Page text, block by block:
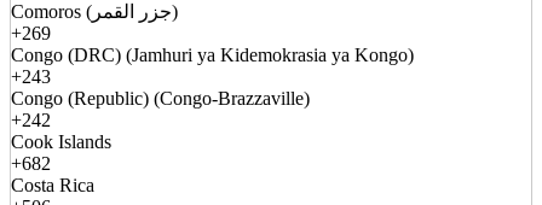
Comoros (جزر القمر)
+269
Congo (DRC) (Jamhuri ya Kidemokrasia ya Kongo)
+243
Congo (Republic) (Congo-Brazzaville)
+242
Cook Islands
+682
Costa Rica